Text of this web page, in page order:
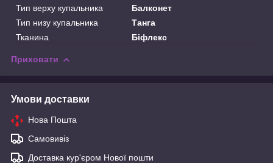
Тип верху купальника
Балконет
Тип низу купальника
Танга
Тканина
Біфлекс
Приховати
Умови доставки
Нова Пошта
Самовивіз
Доставка кур'єром Нової пошти